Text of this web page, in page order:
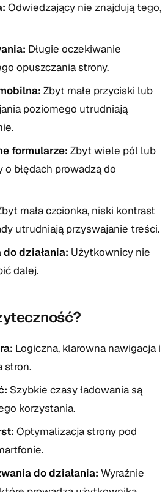
Odwiedzający nie znajdują tego,
Długie oczekiwanie
opuszczania strony.
Zbyt małe przyciski lub
poziomego utrudniają
formularze: Zbyt wiele pól lub
błędach prowadzą do
mała czcionka, niski kontrast
utrudniają przyswajanie treści.
działania: Użytkownicy nie
dalej.
Logiczna, klarowna nawigacja i
stron.
Szybkie czasy ładowania są
korzystania.
Optymalizacja strony pod
do działania: Wyraźnie